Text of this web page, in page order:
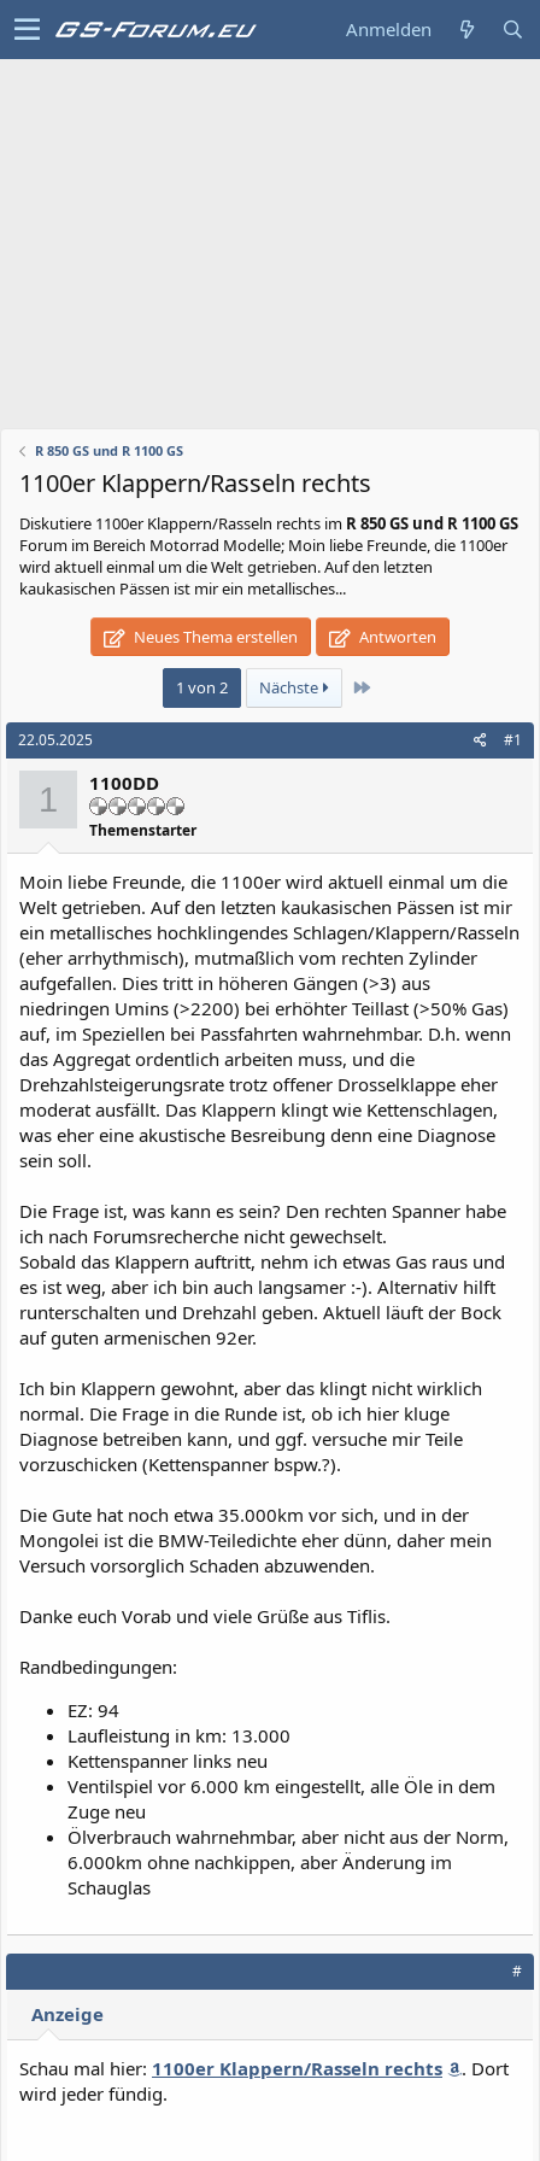
Anmelden
R 850 GS und R 1100 GS
1100er Klappern/Rasseln rechts
Diskutiere 1100er Klappern/Rasseln rechts im R 850 GS und R 1100 GS
Forum im Bereich Motorrad Modelle; Moin liebe Freunde, die 1100er
wird aktuell einmal um die Welt getrieben. Auf den letzten
kaukasischen Pässen ist mir ein metallisches...
Neues Thema erstellen Antworten
1 von 2 Nächste Letzte
22.05.2025 #1
1 1100DD
Themenstarter
Moin liebe Freunde, die 1100er wird aktuell einmal um die
Welt getrieben. Auf den letzten kaukasischen Pässen ist mir
ein metallisches hochklingendes Schlagen/Klappern/Rasseln
(eher arrhythmisch), mutmaßlich vom rechten Zylinder
aufgefallen. Dies tritt in höheren Gängen (>3) aus
niedringen Umins (>2200) bei erhöhter Teillast (>50% Gas)
auf, im Speziellen bei Passfahrten wahrnehmbar. D.h. wenn
das Aggregat ordentlich arbeiten muss, und die
Drehzahlsteigerungsrate trotz offener Drosselklappe eher
moderat ausfällt. Das Klappern klingt wie Kettenschlagen,
was eher eine akustische Besreibung denn eine Diagnose
sein soll.
Die Frage ist, was kann es sein? Den rechten Spanner habe
ich nach Forumsrecherche nicht gewechselt.
Sobald das Klappern auftritt, nehm ich etwas Gas raus und
es ist weg, aber ich bin auch langsamer :-). Alternativ hilft
runterschalten und Drehzahl geben. Aktuell läuft der Bock
auf guten armenischen 92er.
Ich bin Klappern gewohnt, aber das klingt nicht wirklich
normal. Die Frage in die Runde ist, ob ich hier kluge
Diagnose betreiben kann, und ggf. versuche mir Teile
vorzuschicken (Kettenspanner bspw.?).
Die Gute hat noch etwa 35.000km vor sich, und in der
Mongolei ist die BMW-Teiledichte eher dünn, daher mein
Versuch vorsorglich Schaden abzuwenden.
Danke euch Vorab und viele Grüße aus Tiflis.
Randbedingungen:
EZ: 94
Laufleistung in km: 13.000
Kettenspanner links neu
Ventilspiel vor 6.000 km eingestellt, alle Öle in dem
Zuge neu
Ölverbrauch wahrnehmbar, aber nicht aus der Norm,
6.000km ohne nachkippen, aber Änderung im
Schauglas
#
Anzeige
Schau mal hier: 1100er Klappern/Rasseln rechts
. Dort
wird jeder fündig.